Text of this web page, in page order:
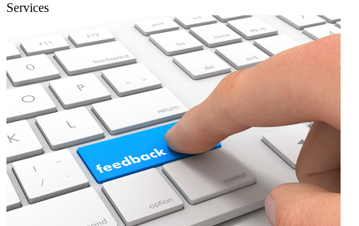
Services